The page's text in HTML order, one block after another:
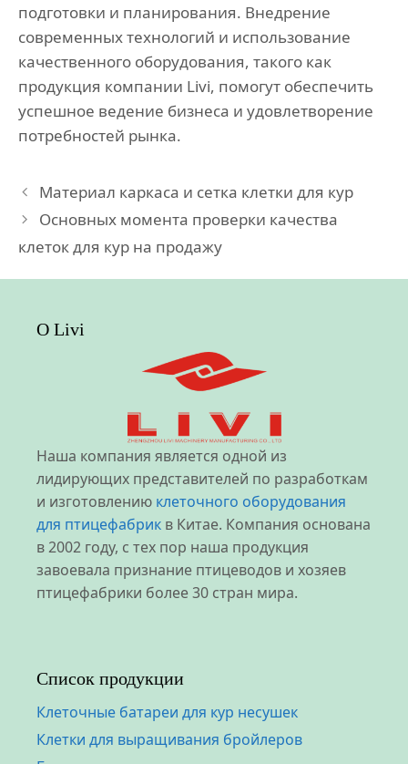
подготовки и планирования. Внедрение
современных технологий и использование
качественного оборудования, такого как
продукция компании Livi, помогут обеспечить
успешное ведение бизнеса и удовлетворение
потребностей рынка.
Материал каркаса и сетка клетки для кур
Основных момента проверки качества
клеток для кур на продажу
О Livi
Наша компания является одной из
лидирующих представителей по разработкам
и изготовлению клеточного оборудования
для птицефабрик в Китае. Компания основана
в 2002 году, с тех пор наша продукция
завоевала признание птицеводов и хозяев
птицефабрики более 30 стран мира.
Список продукции
Клеточные батареи для кур несушек
Клетки для выращивания бройлеров